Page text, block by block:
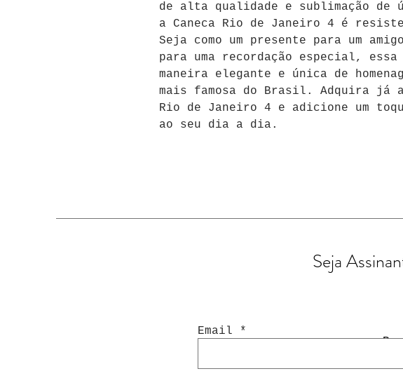
de alta qualidade e sublimação de
a Caneca Rio de Janeiro 4 é
Seja como um presente para um
para uma recordação especial, essa
maneira elegante e única de
mais famosa do Brasil. Adquira já a
Rio de Janeiro 4 e adicione um
ao seu dia a dia.
Seja
Email